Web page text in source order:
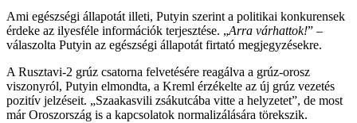
Ami egészségi állapotát illeti, Putyin szerint a politikai konkurensek
érdeke az ilyesféle információk terjesztése. „Arra várhattok!” –
válaszolta Putyin az egészségi állapotát firtató megjegyzésekre.
A Rusztavi-2 grúz csatorna felvetésére reagálva a grúz-orosz
viszonyról, Putyin elmondta, a Kreml érzékelte az új grúz vezetés
pozitív jelzéseit. „Szaakasvili zsákutcába vitte a helyzetet”, de most
már Oroszország is a kapcsolatok normalizálására törekszik.